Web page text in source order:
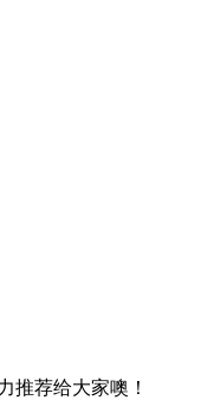
推荐给大家噢！